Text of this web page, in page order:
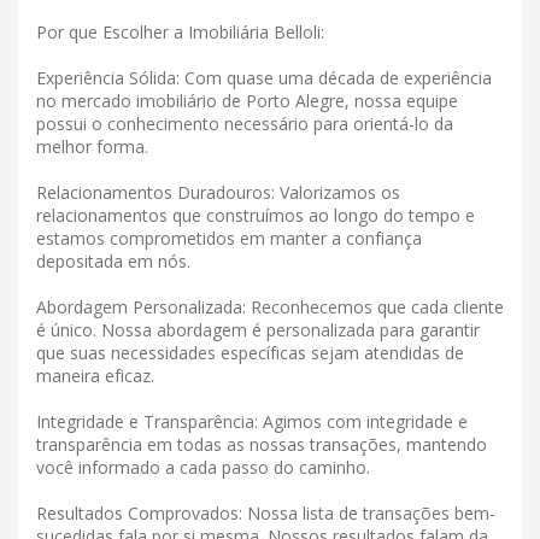
Por que Escolher a Imobiliária Belloli:
Experiência Sólida: Com quase uma década de experiência
no mercado imobiliário de Porto Alegre, nossa equipe
possui o conhecimento necessário para orientá-lo da
melhor forma.
Relacionamentos Duradouros: Valorizamos os
relacionamentos que construímos ao longo do tempo e
estamos comprometidos em manter a confiança
depositada em nós.
Abordagem Personalizada: Reconhecemos que cada cliente
é único. Nossa abordagem é personalizada para garantir
que suas necessidades específicas sejam atendidas de
maneira eficaz.
Integridade e Transparência: Agimos com integridade e
transparência em todas as nossas transações, mantendo
você informado a cada passo do caminho.
Resultados Comprovados: Nossa lista de transações bem-